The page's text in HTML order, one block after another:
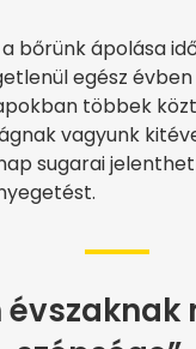
bőrünk ápolása
egész
többek
vagyunk
sugarai
évszaknak